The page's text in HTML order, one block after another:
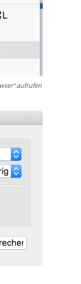
aufrufen